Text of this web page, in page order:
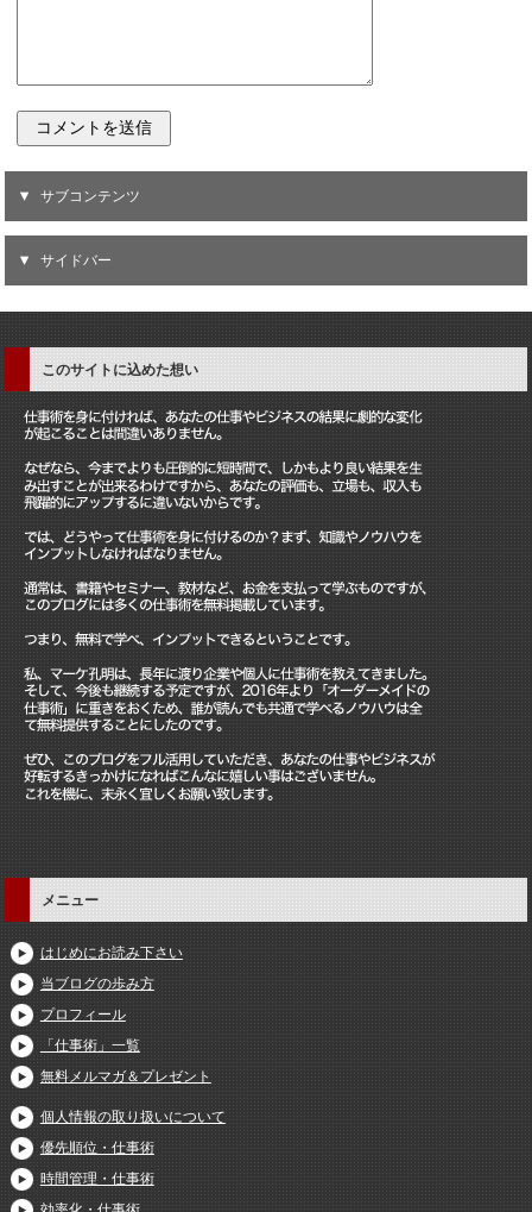
サブコンテンツ
サイドバー
このサイトに込めた想い
メニュー
はじめにお読み下さい
当ブログの歩み方
プロフィール
「仕事術」一覧
無料メルマガ＆プレゼント
個人情報の取り扱いについて
優先順位・仕事術
時間管理・仕事術